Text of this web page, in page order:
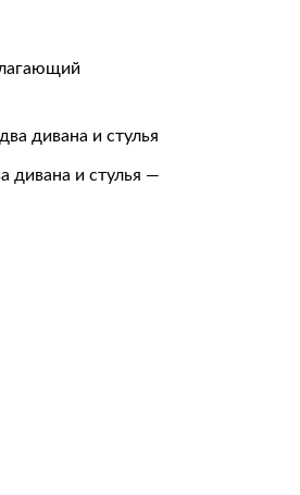
дивана и стулья —